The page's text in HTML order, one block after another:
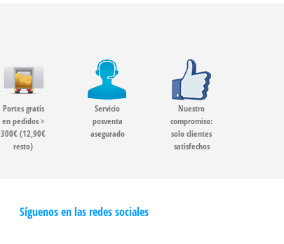
Portes gratis
en pedidos >
300€ (12,90€
resto)
Servicio
posventa
asegurado
Nuestro
compromiso:
solo clientes
satisfechos
Síguenos en las redes sociales